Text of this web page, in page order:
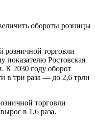
обороты розницы
розничной торговли
показателю Ростовская
К 2030 году оборот
в три раза — до 2,6 трлн
торговли
в 1,6 раза.